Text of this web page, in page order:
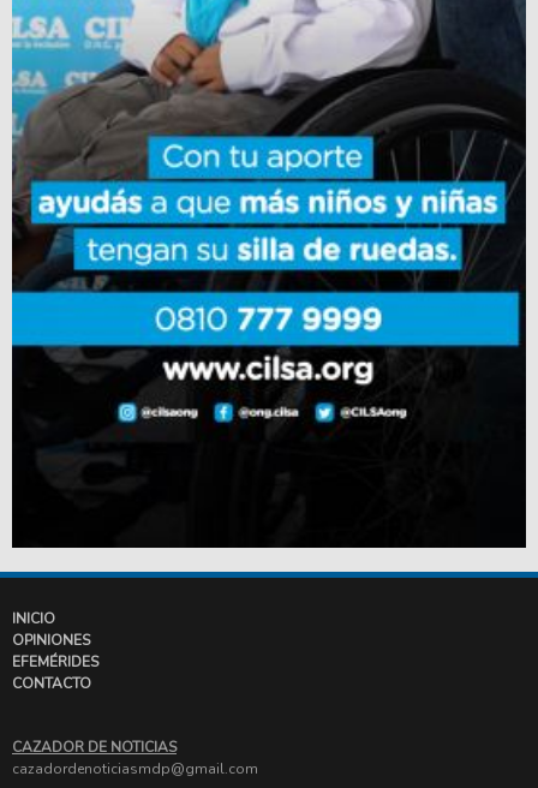
INICIO
OPINIONES
EFEMÉRIDES
CONTACTO
CAZADOR DE NOTICIAS
cazadordenoticiasmdp@gmail.com